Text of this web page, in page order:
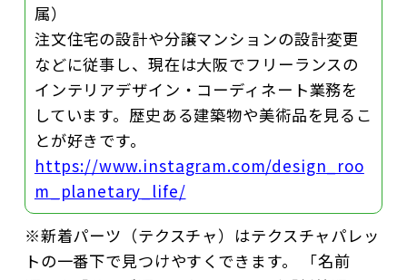
属）
注文住宅の設計や分譲マンションの設計変更
などに従事し、現在は大阪でフリーランスの
インテリアデザイン・コーディネート業務を
しています。歴史ある建築物や美術品を見るこ
とが好きです。
https://www.instagram.com/design_roo
m_planetary_life/
※新着パーツ（テクスチャ）はテクスチャパレッ
トの一番下で見つけやすくできます。 「名前